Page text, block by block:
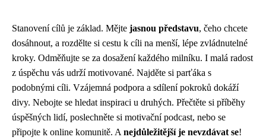
Stanovení cílů je základ. Mějte jasnou představu, čeho chcete
dosáhnout, a rozdělte si cestu k cíli na menší, lépe zvládnutelné
kroky. Odměňujte se za dosažení každého milníku. I malá radost
z úspěchu vás udrží motivované. Najděte si parťáka s
podobnými cíli. Vzájemná podpora a sdílení pokroků dokáží
divy. Nebojte se hledat inspiraci u druhých. Přečtěte si příběhy
úspěšných lidí, poslechněte si motivační podcast, nebo se
připojte k online komunitě. A nejdůležitější je nevzdávat se!